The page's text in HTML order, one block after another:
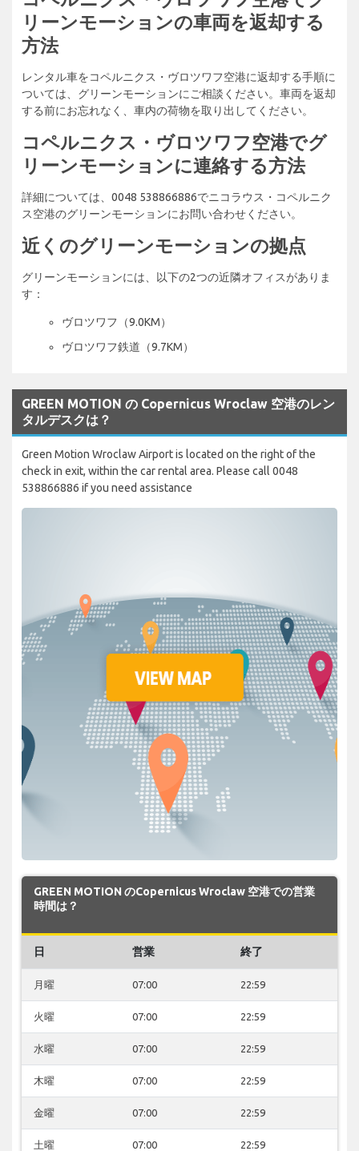
リーンモーションの車両を返却する
方法
レンタル車をコペルニクス・ヴロツワフ空港に返却する手順に
ついては、グリーンモーションにご相談ください。車両を返却
する前にお忘れなく、車内の荷物を取り出してください。
コペルニクス・ヴロツワフ空港でグ
リーンモーションに連絡する方法
詳細については、0048 538866886でニコラウス・コペルニク
ス空港のグリーンモーションにお問い合わせください。
近くのグリーンモーションの拠点
グリーンモーションには、以下の2つの近隣オフィスがありま
す：
ヴロツワフ（9.0KM）
ヴロツワフ鉄道（9.7KM）
GREEN MOTION の Copernicus Wroclaw 空港のレン
タルデスクは？
Green Motion Wroclaw Airport is located on the right of the
check in exit, within the car rental area. Please call 0048
538866886 if you need assistance
GREEN MOTION のCopernicus Wroclaw 空港での営業
時間は？
日 営業 終了
月曜 07:00 22:59
火曜 07:00 22:59
水曜 07:00 22:59
木曜 07:00 22:59
金曜 07:00 22:59
土曜 07:00 22:59